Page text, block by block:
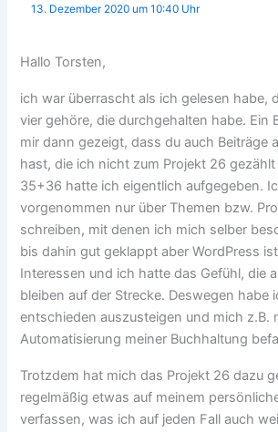
13. Dezember 2020 um 10:40 Uhr
Hallo Torsten,
ich war überrascht als ich gelesen habe,
vier gehöre, die durchgehalten habe. Ein
mir dann gezeigt, dass du auch Beiträge
hast, die ich nicht zum Projekt 26
35+36 hatte ich eigentlich aufgegeben.
vorgenommen nur über Themen bzw.
schreiben, mit denen ich mich selber
bis dahin gut geklappt aber WordPress
Interessen und ich hatte das Gefühl, die
bleiben auf der Strecke. Deswegen habe
entschieden auszusteigen und mich z.B.
Automatisierung meiner Buchhaltung
Trotzdem hat mich das Projekt 26 dazu
regelmäßig etwas auf meinem
verfassen, was ich auf jeden Fall auch